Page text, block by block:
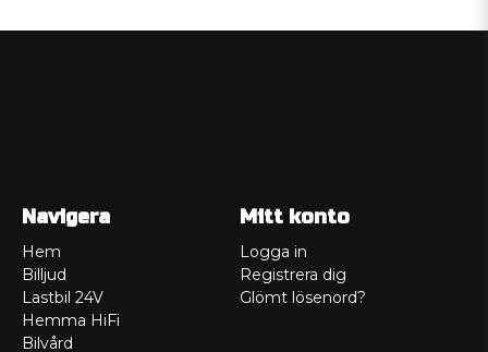
Navigera
Hem
Billjud
Lastbil 24V
Hemma HiFi
Bilvård
Mitt konto
Logga in
Registrera dig
Glömt lösenord?